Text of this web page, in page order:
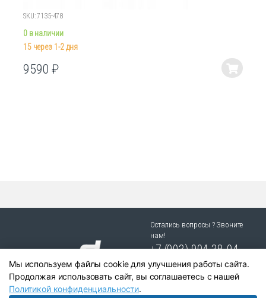
SKU: 7135-478
0 в наличии
15 через 1-2 дня
9590₽
Этот
товара.
Остались вопросы ? Звоните
нам!
+7 (903) 904 38-94
г. Новосибирск, ул. Степная
25/1 к.1
Мы используем файлы cookie для улучшения работы сайта.
Продолжая использовать сайт, вы соглашаетесь с нашей
Политикой конфиденциальности.